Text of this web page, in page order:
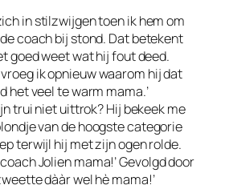
in stilzwijgen toen ik hem om
coach bij stond. Dat betekent
goed weet wat hij fout deed.
ik opnieuw waarom hij dat
het veel te warm mama.’
trui niet uittrok? Hij bekeek me
van de hoogste categorie
terwijl hij met zijn ogen rolde.
Jolien mama!’ Gevolgd door
dààr wel hè mama!’